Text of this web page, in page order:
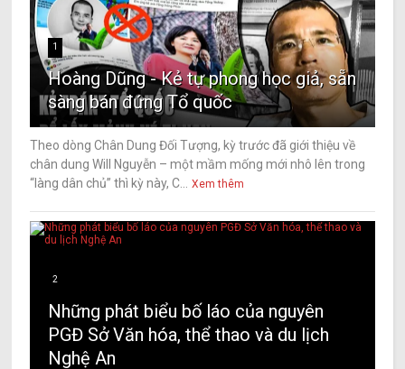
1
Hoàng Dũng - Kẻ tự phong học giả, sẵn
sàng bán đứng Tổ quốc
Theo dòng Chân Dung Đối Tượng, kỳ trước đã giới thiệu về
chân dung Will Nguyễn – một mầm mống mới nhô lên trong
“làng dân chủ” thì kỳ này, C...
Xem thêm
2
Những phát biểu bố láo của nguyên
PGĐ Sở Văn hóa, thể thao và du lịch
Nghệ An